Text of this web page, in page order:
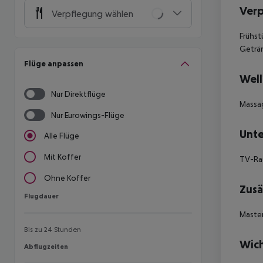
Verpflegung wählen
Flüge anpassen
Nur Direktflüge
Nur Eurowings-Flüge
Alle Flüge
Mit Koffer
Ohne Koffer
Flugdauer
Flugdauer
Bis zu 24 Stunden
Abflugzeiten
Abflugzeiten
TV-